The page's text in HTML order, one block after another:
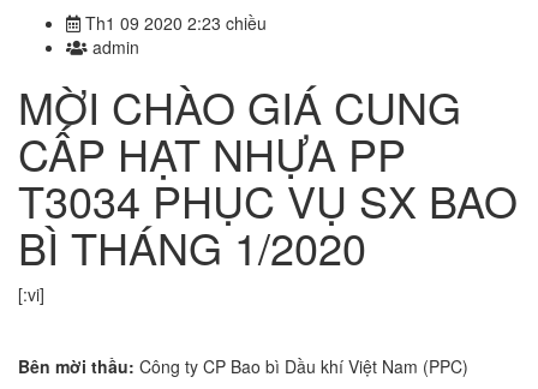
Th1 09 2020 2:23 chiều
admin
MỜI CHÀO GIÁ CUNG
CẤP HẠT NHỰA PP
T3034 PHỤC VỤ SX BAO
BÌ THÁNG 1/2020
[:vi]
Bên mời thầu: Công ty CP Bao bì Dầu khí Việt Nam (PPC)